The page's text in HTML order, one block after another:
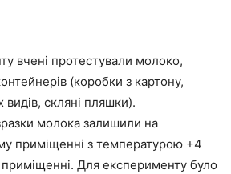
вчені протестували молоко,
(коробки з картону,
скляні пляшки).
молока залишили на
приміщенні з температурою +4
Для експерименту було